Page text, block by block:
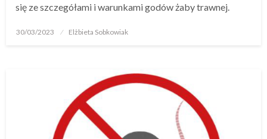
się ze szczegółami i warunkami godów żaby trawnej.
30/03/2023 Elżbieta Sobkowiak